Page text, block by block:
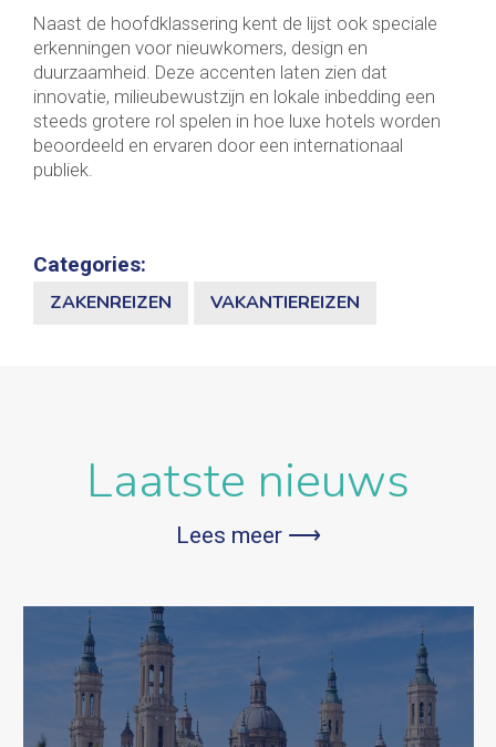
Naast de hoofdklassering kent de lijst ook speciale
erkenningen voor nieuwkomers, design en
duurzaamheid. Deze accenten laten zien dat
innovatie, milieubewustzijn en lokale inbedding een
steeds grotere rol spelen in hoe luxe hotels worden
beoordeeld en ervaren door een internationaal
publiek.
Categories:
ZAKENREIZEN VAKANTIEREIZEN
Laatste nieuws
Lees meer ⟶